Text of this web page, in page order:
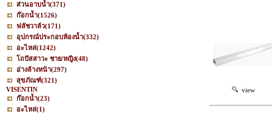
ส่วนอาบน้ำ(371)
ก๊อกน้ำ(1526)
ฟลัชวาล์ว(171)
อุปกรณ์ประกอบห้องน้ำ(332)
อะไหล่(1242)
โถปัสสาวะ ชาย/หญิง(48)
อ่างล้างหน้า(297)
สุขภัณฑ์(321)
VISENTIN
ก๊อกน้ำ(23)
อะไหล่(1)
view